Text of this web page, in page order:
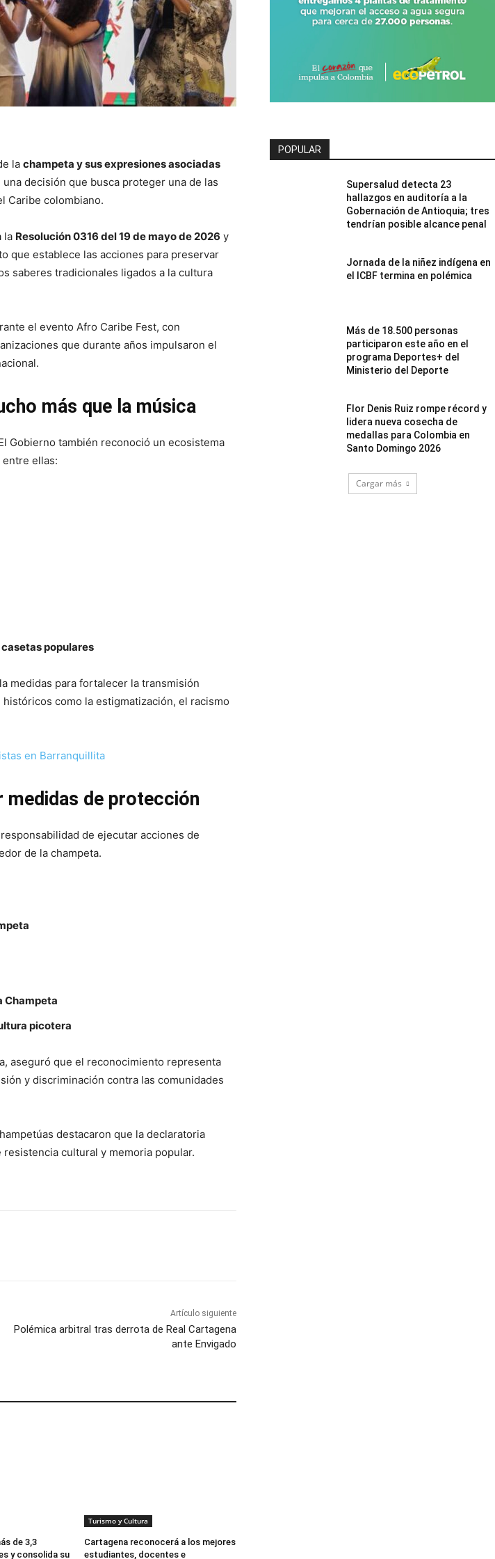
la champeta y sus expresiones asociadas
una decisión que busca proteger una de las
Caribe colombiano.
la Resolución 0316 del 19 de mayo de 2026 y
que establece las acciones para preservar
saberes tradicionales ligados a la cultura
el evento Afro Caribe Fest, con
que durante años impulsaron el
más que la música
Gobierno también reconoció un ecosistema
entre ellas:
populares
medidas para fortalecer la transmisión
como la estigmatización, el racismo
en Barranquillita
medidas de protección
de ejecutar acciones de
de la champeta.
Champeta
picotera
aseguró que el reconocimiento representa
y discriminación contra las comunidades
destacaron que la declaratoria
cultural y memoria popular.
Artículo siguiente
Polémica arbitral tras derrota de Real Cartagena
ante Envigado
de 3,3
y consolida su
Turismo y Cultura
Cartagena reconocerá a los mejores
estudiantes, docentes e
POPULAR
Supersalud detecta 23
hallazgos en auditoría a la
Gobernación de Antioquia; tres
tendrían posible alcance penal
Jornada de la niñez indígena en
el ICBF termina en polémica
Más de 18.500 personas
participaron este año en el
programa Deportes+ del
Ministerio del Deporte
Flor Denis Ruiz rompe récord y
lidera nueva cosecha de
medallas para Colombia en
Santo Domingo 2026
Cargar más